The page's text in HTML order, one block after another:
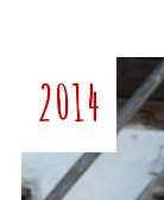
2014